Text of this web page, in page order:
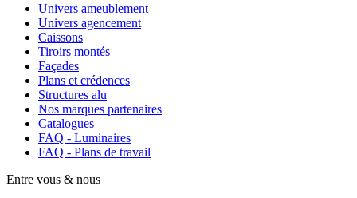
Univers ameublement
Univers agencement
Caissons
Tiroirs montés
Façades
Plans et crédences
Structures alu
Nos marques partenaires
Catalogues
FAQ - Luminaires
FAQ - Plans de travail
Entre vous & nous